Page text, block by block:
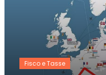
Fisco e Tasse